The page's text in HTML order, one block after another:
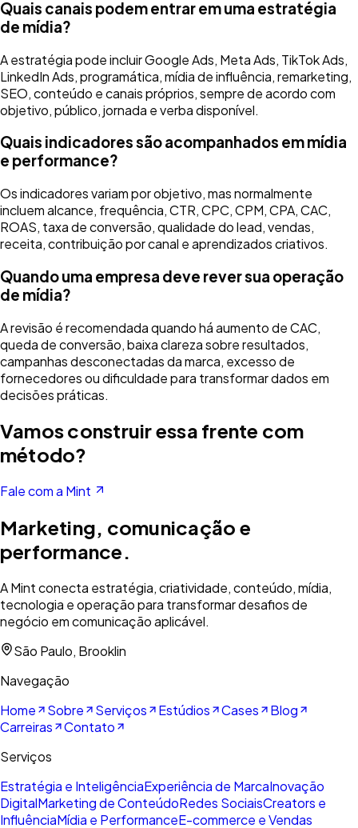
Quais canais podem entrar em uma estratégia
de mídia?
A estratégia pode incluir Google Ads, Meta Ads, TikTok Ads,
LinkedIn Ads, programática, mídia de influência, remarketing,
SEO, conteúdo e canais próprios, sempre de acordo com
objetivo, público, jornada e verba disponível.
Quais indicadores são acompanhados em mídia
e performance?
Os indicadores variam por objetivo, mas normalmente
incluem alcance, frequência, CTR, CPC, CPM, CPA, CAC,
ROAS, taxa de conversão, qualidade do lead, vendas,
receita, contribuição por canal e aprendizados criativos.
Quando uma empresa deve rever sua operação
de mídia?
A revisão é recomendada quando há aumento de CAC,
queda de conversão, baixa clareza sobre resultados,
campanhas desconectadas da marca, excesso de
fornecedores ou dificuldade para transformar dados em
decisões práticas.
Vamos construir essa frente com
método?
Fale com a Mint
Marketing, comunicação e
performance.
A Mint conecta estratégia, criatividade, conteúdo, mídia,
tecnologia e operação para transformar desafios de
negócio em comunicação aplicável.
São Paulo, Brooklin
Navegação
Home
Sobre Serviços Estúdios Cases
Blog
Carreiras
Contato
Serviços
Estratégia e InteligênciaExperiência de MarcaInovação
DigitalMarketing de ConteúdoRedes SociaisCreators e
InfluênciaMídia e PerformanceE-commerce e Vendas